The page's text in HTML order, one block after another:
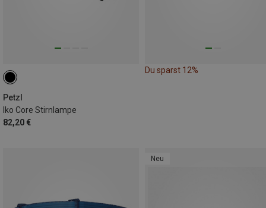
Petzl
Iko Core Stirnlampe
82,20 €
Du sparst 12%
Neu